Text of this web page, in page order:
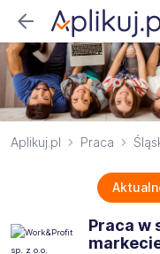
Aplikuj.pl Praca
Praca w